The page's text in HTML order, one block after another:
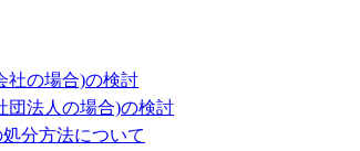
社の場合)の検討
団法人の場合)の検討
分方法について